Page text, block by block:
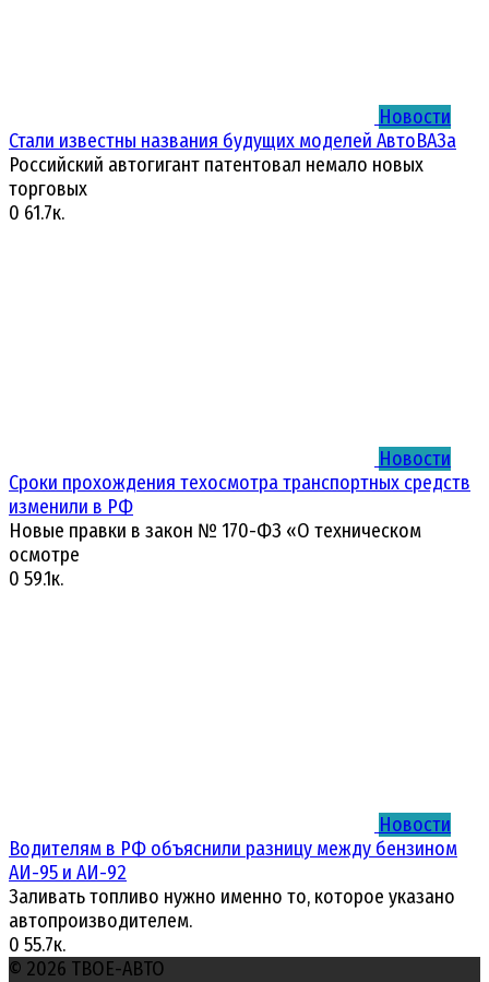
Новости
Стали известны названия будущих моделей АвтоВАЗа
Российский автогигант патентовал немало новых
торговых
0 61.7к.
Новости
Сроки прохождения техосмотра транспортных средств
изменили в РФ
Новые правки в закон № 170-ФЗ «О техническом
осмотре
0 59.1к.
Новости
Водителям в РФ объяснили разницу между бензином
АИ-95 и АИ-92
Заливать топливо нужно именно то, которое указано
автопроизводителем.
0 55.7к.
© 2026 ТВОЕ-АВТО